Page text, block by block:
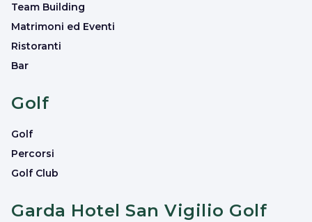
Team Building
Matrimoni ed Eventi
Ristoranti
Bar
Golf
Golf
Percorsi
Golf Club
Garda Hotel San Vigilio Golf